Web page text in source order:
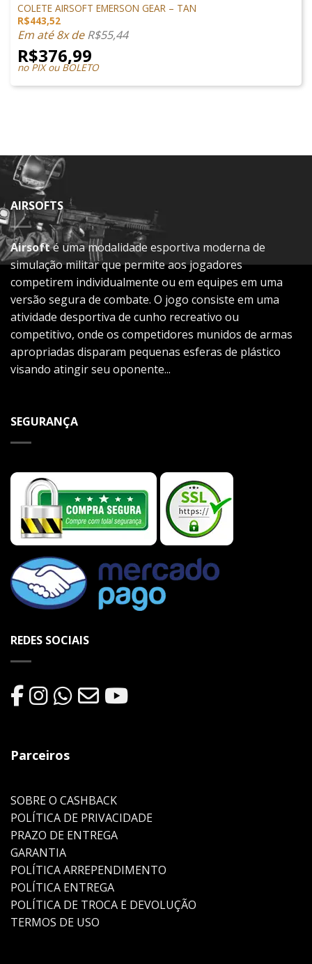
COLETE AIRSOFT EMERSON GEAR – TAN
R$443,52
Em até 8x deR$55,44
R$376,99
no PIX ou BOLETO
AIRSOFTS
Airsofté uma modalidade esportiva moderna de
simulação militar que permite aos jogadores
competirem individualmente ou em equipes em uma
versão segura de combate. O jogo consiste em uma
atividade desportiva de cunho recreativo ou
competitivo, onde os competidores munidos de armas
apropriadas disparam pequenas esferas de plástico
visando atingir seu oponente...
SEGURANÇA
REDES SOCIAIS
Parceiros
SOBRE O CASHBACK
POLÍTICA DE PRIVACIDADE
PRAZO DE ENTREGA
GARANTIA
POLÍTICA ARREPENDIMENTO
POLÍTICA ENTREGA
POLÍTICA DE TROCA E DEVOLUÇÃO
TERMOS DE USO